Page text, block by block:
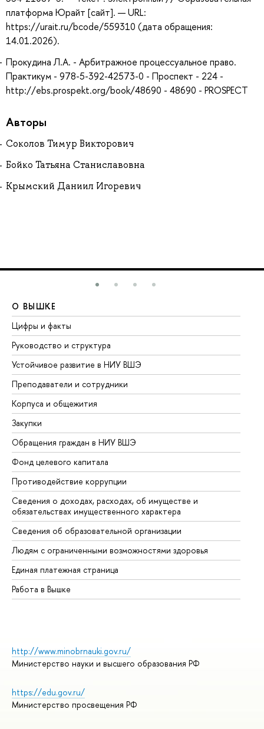
платформа Юрайт [сайт]. — URL:
https://urait.ru/bcode/559310 (дата обращения:
14.01.2026).
Прокудина Л.А. - Арбитражное процессуальное право.
Практикум - 978-5-392-42573-0 - Проспект - 224 -
http://ebs.prospekt.org/book/48690 - 48690 - PROSPECT
Авторы
Соколов Тимур Викторович
Бойко Татьяна Станиславовна
Крымский Даниил Игоревич
О ВЫШКЕ
Цифры и факты
Руководство и структура
Устойчивое развитие в НИУ ВШЭ
Преподаватели и сотрудники
Корпуса и общежития
Закупки
Обращения граждан в НИУ ВШЭ
Фонд целевого капитала
Противодействие коррупции
Сведения о доходах, расходах, об имуществе и
обязательствах имущественного характера
Сведения об образовательной организации
Людям с ограниченными возможностями здоровья
Единая платежная страница
Работа в Вышке
http://www.minobrnauki.gov.ru/
Министерство науки и высшего образования РФ
https://edu.gov.ru/
Министерство просвещения РФ